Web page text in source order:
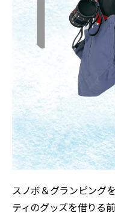
スノボ＆グランピング
ティのグッズを借りる